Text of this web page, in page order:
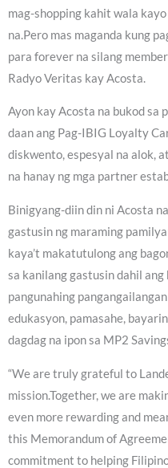
mag-shopping kahit wala
na.Pero mas maganda kung
para forever na silang
Radyo Veritas kay Acosta.
Ayon kay Acosta na bukod sa
daan ang Pag-IBIG Loyalty
diskwento, espesyal na alok,
na hanay ng mga partner
Binigyang-diin din ni Acosta
gastusin ng maraming
kaya’t makatutulong ang
sa kanilang gastusin dahil
pangunahing
edukasyon, pamasahe,
dagdag na ipon sa MP2
“We are truly grateful to
mission.Together, we are
even more rewarding and
this Memorandum of
commitment to helping